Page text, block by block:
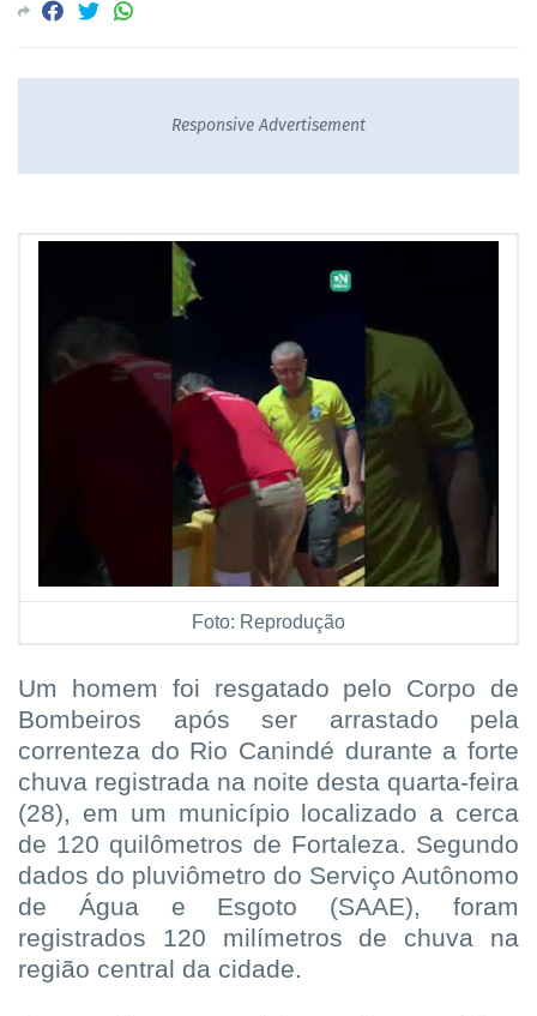
Responsive Advertisement
Foto: Reprodução
Um homem foi resgatado pelo Corpo de
Bombeiros após ser arrastado pela
correnteza do Rio Canindé durante a forte
chuva registrada na noite desta quarta-feira
(28), em um município localizado a cerca
de 120 quilômetros de Fortaleza. Segundo
dados do pluviômetro do Serviço Autônomo
de Água e Esgoto (SAAE), foram
registrados 120 milímetros de chuva na
região central da cidade.